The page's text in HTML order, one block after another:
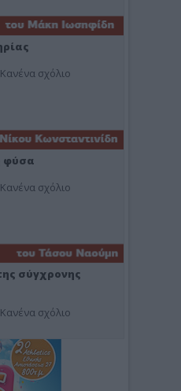
Κανένα σχόλιο
φύσα
Κανένα σχόλιο
σύγχρονης
Κανένα σχόλιο